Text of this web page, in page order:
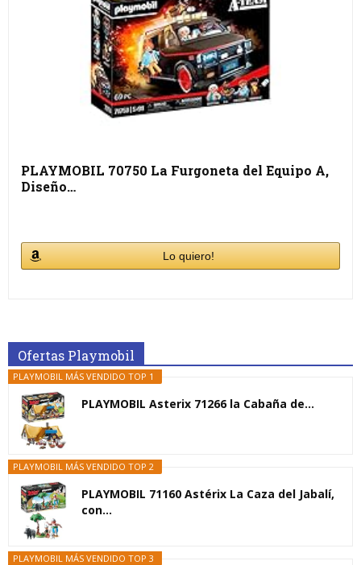
PLAYMOBIL 70750 La Furgoneta del Equipo A,
Diseño…
Lo quiero!
Ofertas Playmobil
PLAYMOBIL MÁS VENDIDO TOP 1
PLAYMOBIL Asterix 71266 la Cabaña de...
PLAYMOBIL MÁS VENDIDO TOP 2
PLAYMOBIL 71160 Astérix La Caza del Jabalí,
con...
PLAYMOBIL MÁS VENDIDO TOP 3